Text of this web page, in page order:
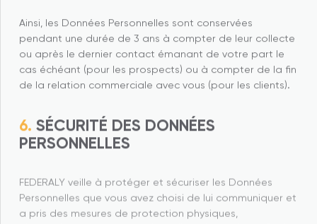
Ainsi, les Données Personnelles sont conservées
pendant une durée de 3 ans à compter de leur collecte
ou après le dernier contact émanant de votre part le
cas échéant (pour les prospects) ou à compter de la fin
de la relation commerciale avec vous (pour les clients).
SÉCURITÉ DES DONNÉES
PERSONNELLES
Personnelles que vous avez choisi de lui communiquer et
a pris des mesures de protection physiques,
électroniques et organisationnelles nécessaires afin de